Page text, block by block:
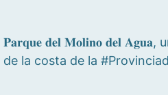
𝐏𝐚𝐫𝐪𝐮𝐞 𝐝𝐞𝐥 𝐌𝐨𝐥𝐢𝐧𝐨 𝐝𝐞𝐥
de la costa de la